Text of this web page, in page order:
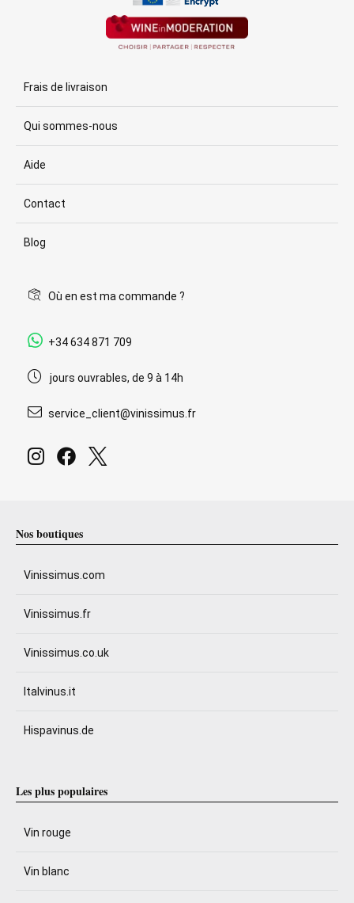
Frais de livraison
Qui sommes-nous
Aide
Contact
Blog
Où en est ma commande ?
+34 634 871 709
jours ouvrables, de 9 à 14h
service_client@vinissimus.fr
Nos boutiques
Vinissimus.com
Vinissimus.fr
Vinissimus.co.uk
Italvinus.it
Hispavinus.de
Les plus populaires
Vin rouge
Vin blanc